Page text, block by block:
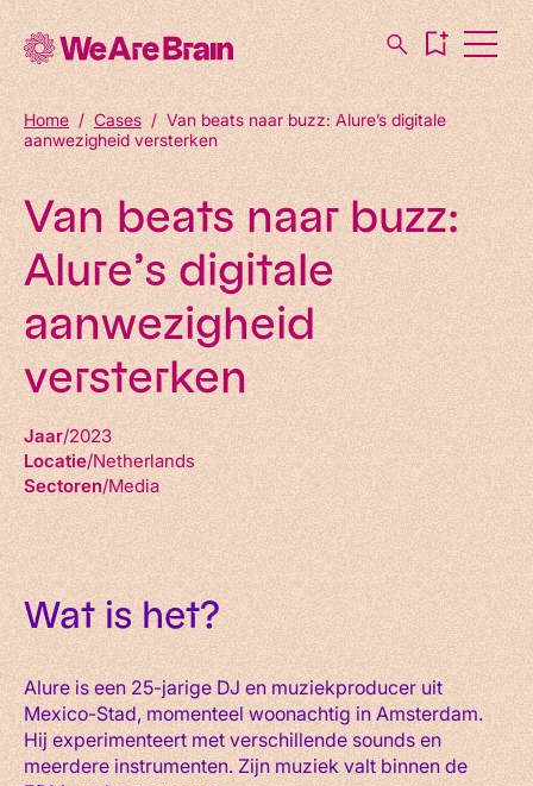
Home / Cases/ Van beats naar buzz: Alure’s digitale
aanwezigheid versterken
Van beats naar buzz:
Alure’s digitale
aanwezigheid
versterken
Jaar 2023
Locatie Netherlands
Sectoren Media
Wat is het?
Alure is een 25-jarige DJ en muziekproducer uit
Mexico-Stad, momenteel woonachtig in Amsterdam.
Hij experimenteert met verschillende sounds en
meerdere instrumenten. Zijn muziek valt binnen de